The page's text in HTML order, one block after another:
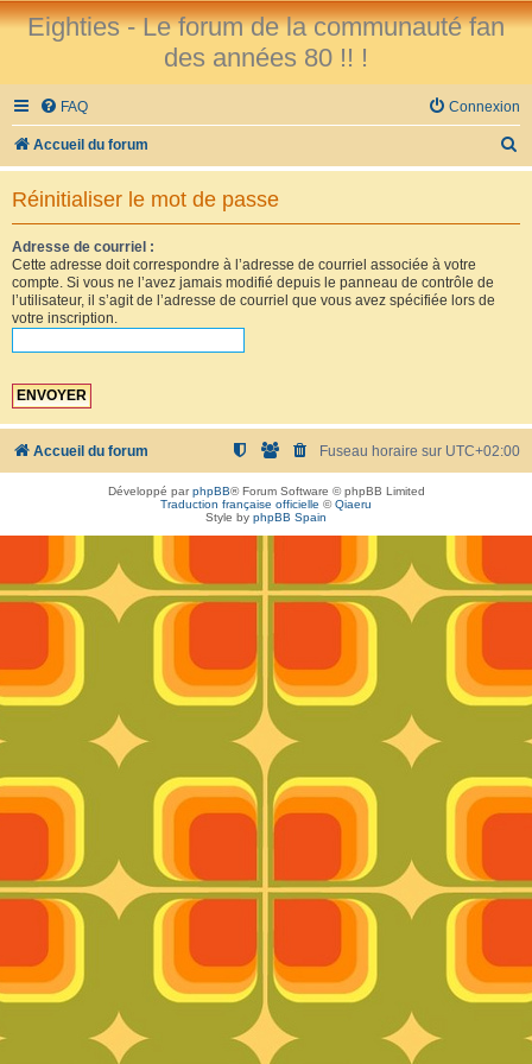
Eighties - Le forum de la communauté fan
des années 80 !! !
FAQ Connexion
Accueil du forum
e
r
Réinitialiser le mot de passe
Adresse de courriel :
Cette adresse doit correspondre à l’adresse de courriel associée à votre
compte. Si vous ne l’avez jamais modifié depuis le panneau de contrôle de
l’utilisateur, il s’agit de l’adresse de courriel que vous avez spécifiée lors de
votre inscription.
Accueil du forum Fuseau horaire sur UTC+02:00
Développé parphpBB® Forum Software © phpBB Limited
Traduction française officielle ©Qiaeru
Style by phpBB Spain